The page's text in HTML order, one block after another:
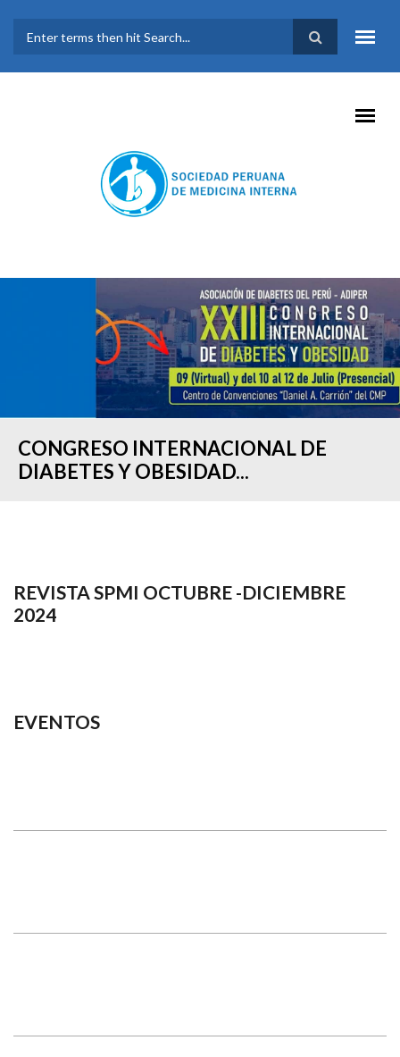
FORMULARIO DE
BÚSQUEDA
CONGRESO INTERNACIONAL DE
DIABETES Y OBESIDAD...
REVISTA SPMI OCTUBRE -DICIEMBRE
2024
EVENTOS